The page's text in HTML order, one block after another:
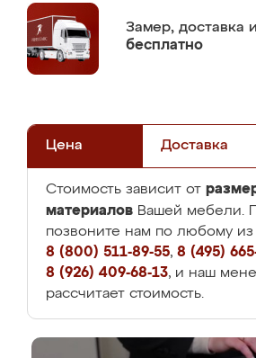
Замер, доставка
бесплатно
Цена Доставка
Стоимость зависит от
материалов Вашей мебели.
позвоните нам по любому
8 (800) 511-89-55, 8 (495)
8 (926) 409-68-13, и наш
рассчитает стоимость.